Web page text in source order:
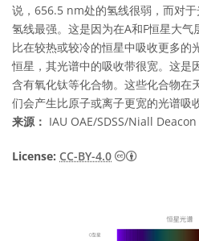
说，656.5 nm处的氢线很弱，而对于
氢线最强。这是因为在A和F恒星大
比在较热或较冷的恒星中吸收更多的
恒星，其光谱中的吸收带很宽。这是
含有氧化钛等化合物。这些化合物在
们会产生比原子或离子更宽的光谱吸
来源： IAU OAE/SDSS/Niall Deacon
License: CC-BY-4.0 知识共享许